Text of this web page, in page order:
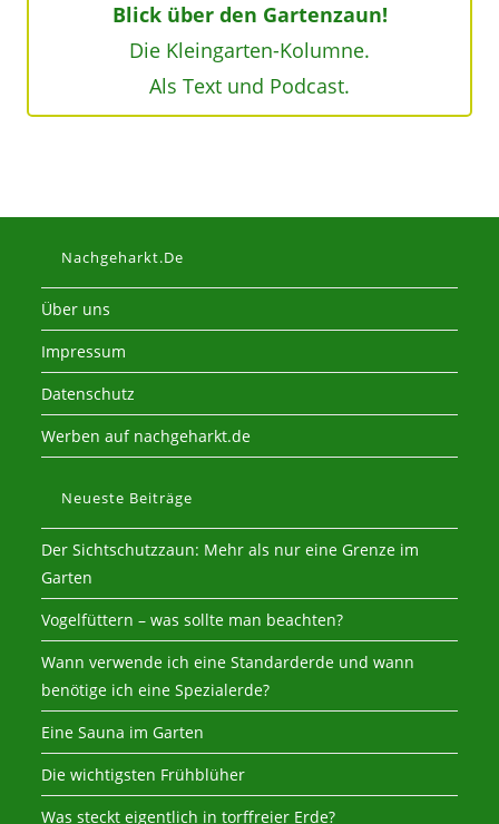
Blick über den Gartenzaun!
Die Kleingarten-Kolumne.
Als Text und Podcast.
Nachgeharkt.de
Über uns
Impressum
Datenschutz
Werben auf nachgeharkt.de
Neueste Beiträge
Der Sichtschutzzaun: Mehr als nur eine Grenze im
Garten
Vogelfüttern – was sollte man beachten?
Wann verwende ich eine Standarderde und wann
benötige ich eine Spezialerde?
Eine Sauna im Garten
Die wichtigsten Frühblüher
Was steckt eigentlich in torffreier Erde?